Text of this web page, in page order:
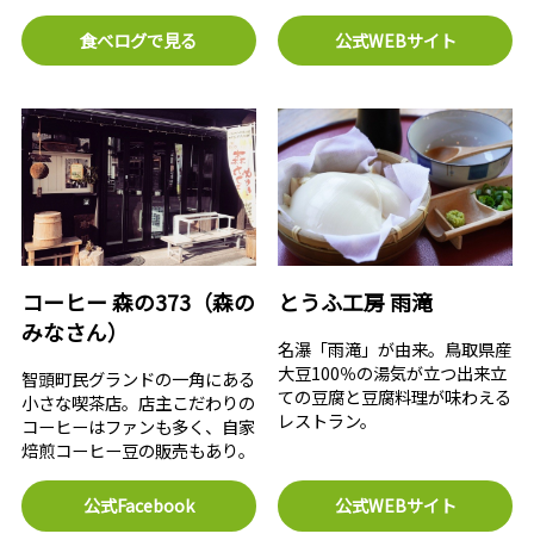
食べログで見る 公式WEBサイト
コーヒー 森の373（森の
みなさん）
智頭町民グランドの一角にある
小さな喫茶店。店主こだわりの
コーヒーはファンも多く、自家
焙煎コーヒー豆の販売もあり。
公式Facebook
とうふ工房 雨滝
名瀑「雨滝」が由来。鳥取県産
大豆100％の湯気が立つ出来立
ての豆腐と豆腐料理が味わえる
レストラン。
公式WEBサイト